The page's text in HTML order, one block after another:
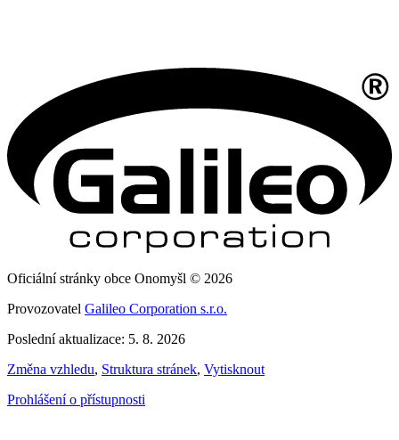
Oficiální stránky obce Onomyšl © 2026
Provozovatel Galileo Corporation s.r.o.
Poslední aktualizace: 5. 8. 2026
Změna vzhledu, Struktura stránek, Vytisknout
Prohlášení o přístupnosti